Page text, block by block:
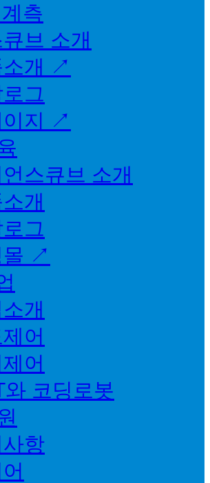
측
브 소개
소개 ↗
그
이지 ↗
스큐브 소개
개
그
몰 ↗
개
어
어
와 코딩로봇
항